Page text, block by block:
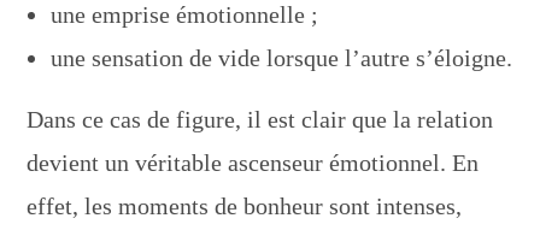
une emprise émotionnelle ;
une sensation de vide lorsque l’autre s’éloigne.
Dans ce cas de figure, il est clair que la relation
devient un véritable ascenseur émotionnel. En
effet, les moments de bonheur sont intenses,